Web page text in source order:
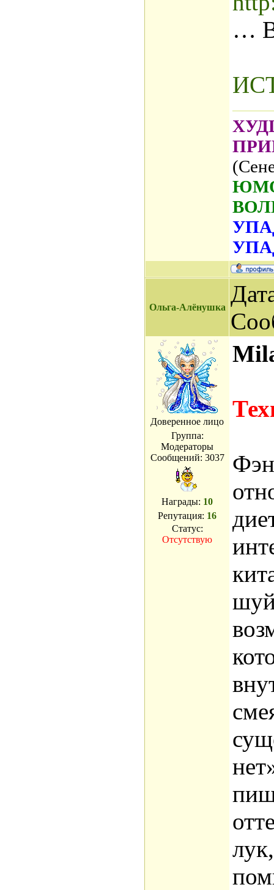
…
Ольга-Алёнушка
Доверенное лицо
Группа:
Модераторы
Сообщений: 3037
Награды: 10
Репутация: 16
Статус:
Отсутствую
шуй